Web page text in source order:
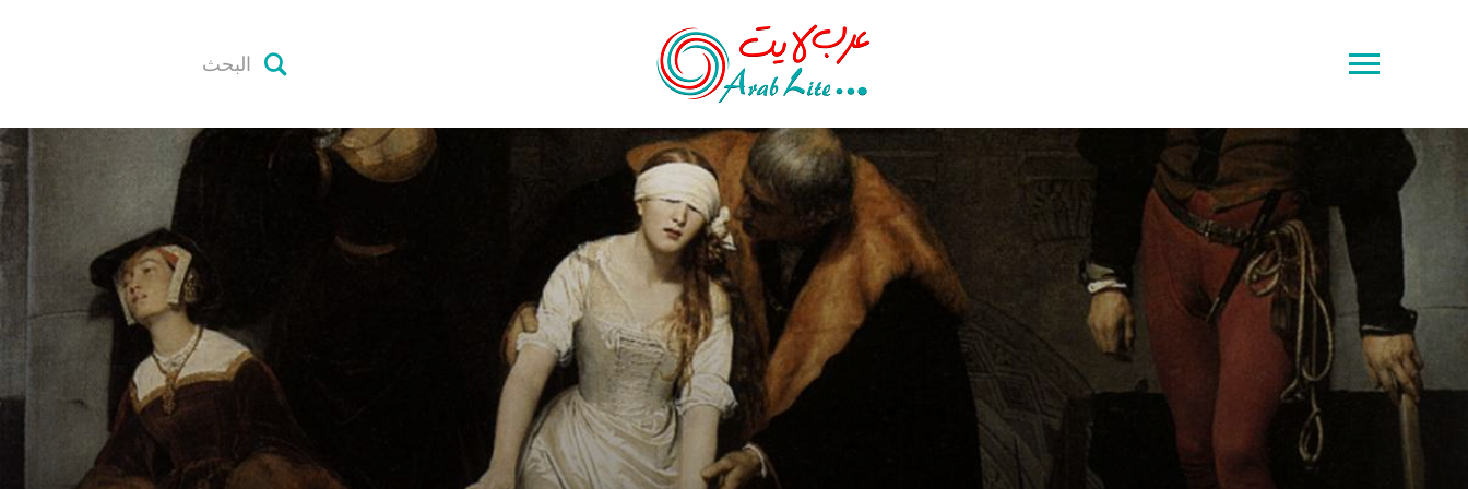
Toggle
navigation